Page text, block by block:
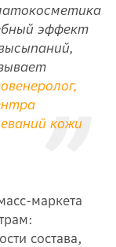
эффект
кожи
маркета
состава,